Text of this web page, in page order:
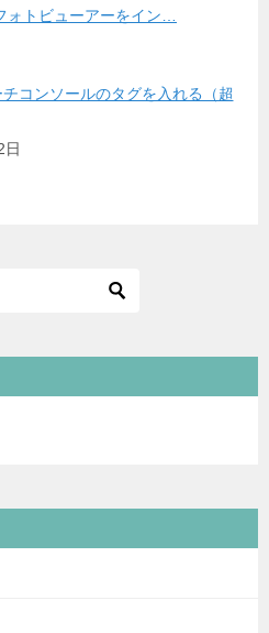
トビューアーをイン…
コンソールのタグを入れる（超
日